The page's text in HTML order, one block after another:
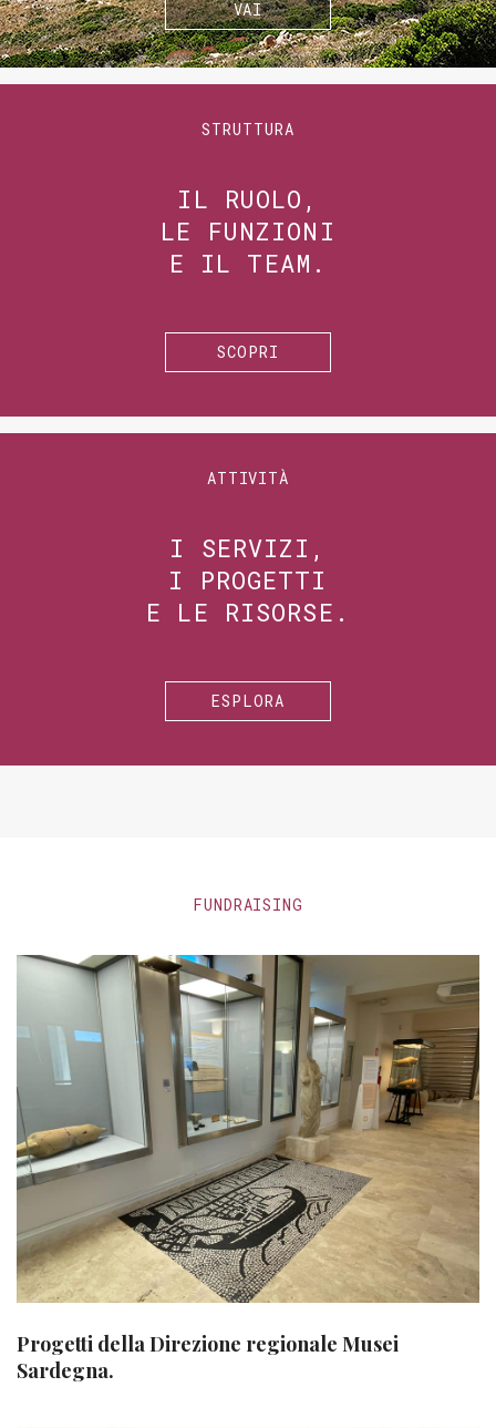
VAI
STRUTTURA
IL RUOLO,
LE FUNZIONI
E IL TEAM.
SCOPRI
ATTIVITÀ
I SERVIZI,
I PROGETTI
E LE RISORSE.
ESPLORA
FUNDRAISING
Progetti della Direzione regionale Musei
Sardegna.